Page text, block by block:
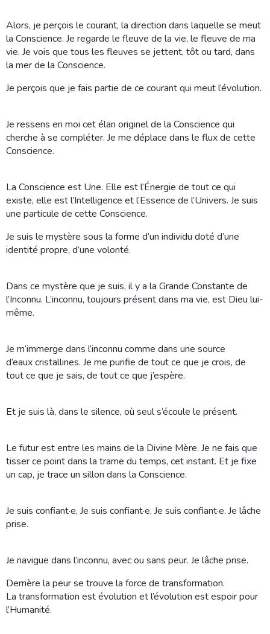
Alors, je perçois le courant, la direction dans laquelle se meut
la Conscience. Je regarde le fleuve de la vie, le fleuve de ma
vie. Je vois que tous les fleuves se jettent, tôt ou tard, dans
la mer de la Conscience.
Je perçois que je fais partie de ce courant qui meut l’évolution.
Je ressens en moi cet élan originel de la Conscience qui
cherche à se compléter. Je me déplace dans le flux de cette
Conscience.
La Conscience est Une. Elle est l’Énergie de tout ce qui
existe, elle est l’Intelligence et l’Essence de l’Univers. Je suis
une particule de cette Conscience.
Je suis le mystère sous la forme d’un individu doté d’une
identité propre, d’une volonté.
Dans ce mystère que je suis, il y a la Grande Constante de
l’Inconnu. L’inconnu, toujours présent dans ma vie, est Dieu lui-
même.
Je m’immerge dans l’inconnu comme dans une source
d’eaux cristallines. Je me purifie de tout ce que je crois, de
tout ce que je sais, de tout ce que j’espère.
Et je suis là, dans le silence, où seul s’écoule le présent.
Le futur est entre les mains de la Divine Mère. Je ne fais que
tisser ce point dans la trame du temps, cet instant. Et je fixe
un cap, je trace un sillon dans la Conscience.
Je suis confiant·e, Je suis confiant·e, Je suis confiant·e. Je lâche
prise.
Je navigue dans l’inconnu, avec ou sans peur. Je lâche prise.
Derrière la peur se trouve la force de transformation.
La transformation est évolution et l’évolution est espoir pour
l’Humanité.